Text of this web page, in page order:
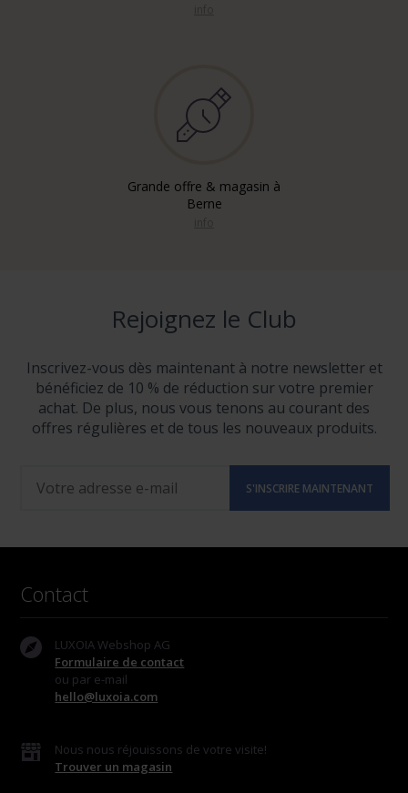
Grande offre & magasin à
Berne
Rejoignez le Club
Inscrivez-vous dès maintenant à notre newsletter et
bénéficiez de 10 % de réduction sur votre premier
achat. De plus, nous vous tenons au courant des
offres régulières et de tous les nouveaux produits.
Contact
LUXOIA Webshop AG
Formulaire de contact
ou par e-mail
hello@luxoia.com
Nous nous réjouissons de votre visite!
Trouver un magasin